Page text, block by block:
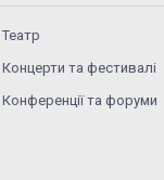
Театр
Концерти та фестивалі
Конференції та форуми